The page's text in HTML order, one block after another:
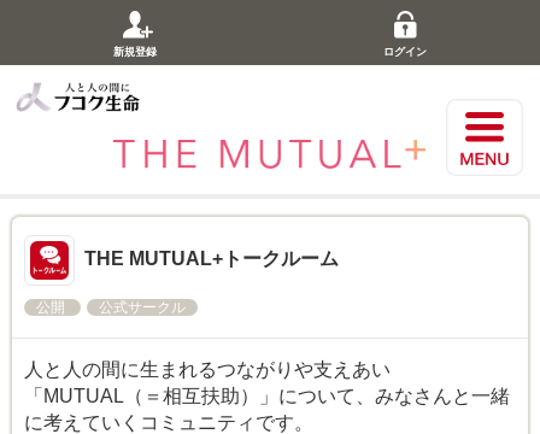
新規登録 ログイン
THE MUTUAL+トークルーム
公開 公式サークル
人と人の間に生まれるつながりや支えあい
「MUTUAL（＝相互扶助）」について、みなさんと一緒
に考えていくコミュニティです。